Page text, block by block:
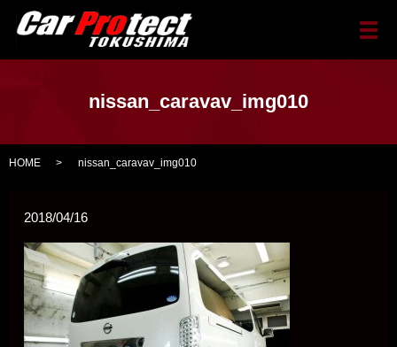
メ
nissan_caravav_img010
HOME nissan_caravav_img010
2018/04/16